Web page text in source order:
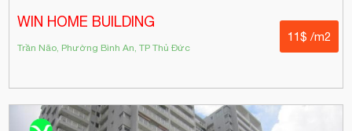
WIN HOME BUILDING
Trần Não, Phường Bình An, TP Thủ Đức
11$ /m2